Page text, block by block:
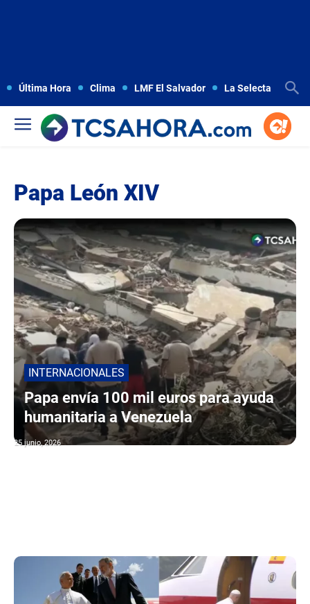
Última Hora Clima LMF El Salvador La Selecta
Papa León XIV
INTERNACIONALES
Papa envía 100 mil euros para ayuda
humanitaria a Venezuela
25 junio, 2026